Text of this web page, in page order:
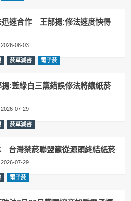
迅速合作 王郁揚:修法速度快得
2026-08-03
菸草減害 電子菸
:藍綠白三黨錯誤修法將讓紙菸
2026-07-29
菸草減害
台灣禁菸聯盟籲從源頭終結紙菸
2026-07-29
電子菸